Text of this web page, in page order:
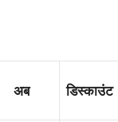
अब डिस्काउंट